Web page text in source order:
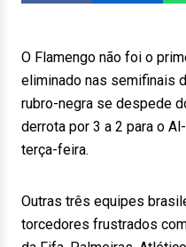
O Flamengo não foi o
eliminado nas semifinais
rubro-negra se despede
derrota por 3 a 2 para o
terça-feira.
Outras três equipes
torcedores frustrados